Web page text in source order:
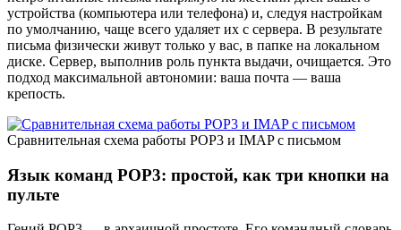
устройства (компьютера или телефона) и, следуя настройкам
по умолчанию, чаще всего удаляет их с сервера. В результате
письма физически живут только у вас, в папке на локальном
диске. Сервер, выполнив роль пункта выдачи, очищается. Это
подход максимальной автономии: ваша почта — ваша
крепость.
Сравнительная схема работы POP3 и IMAP с письмом
Язык команд POP3: простой, как три кнопки на
пульте